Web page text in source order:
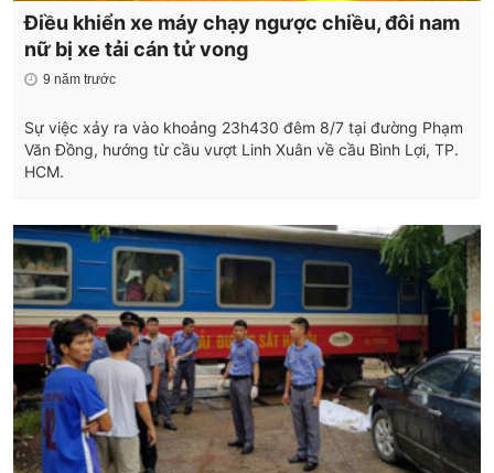
Điều khiển xe máy chạy ngược chiều, đôi nam
nữ bị xe tải cán tử vong
9 năm trước
Sự việc xảy ra vào khoảng 23h430 đêm 8/7 tại đường Phạm
Văn Đồng, hướng từ cầu vượt Linh Xuân về cầu Bình Lợi, TP.
HCM.